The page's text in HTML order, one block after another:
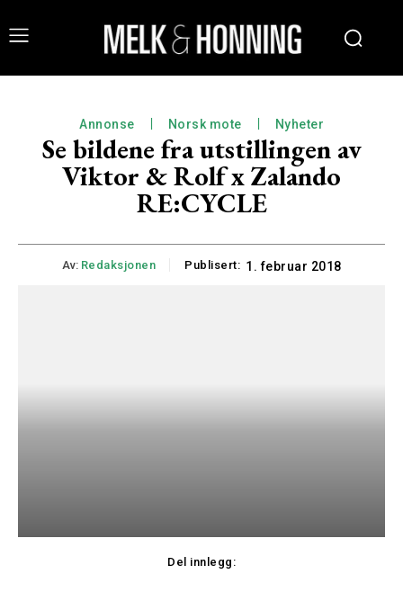
Annonse Norsk mote Nyheter
Se bildene fra utstillingen av
Viktor & Rolf x Zalando
RE:CYCLE
Av: Redaksjonen Publisert: 1. februar 2018
Del innlegg: